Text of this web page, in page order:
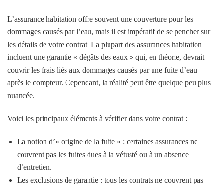
L’assurance habitation offre souvent une couverture pour les
dommages causés par l’eau, mais il est impératif de se pencher sur
les détails de votre contrat. La plupart des assurances habitation
incluent une garantie « dégâts des eaux » qui, en théorie, devrait
couvrir les frais liés aux dommages causés par une fuite d’eau
après le compteur. Cependant, la réalité peut être quelque peu plus
nuancée.
Voici les principaux éléments à vérifier dans votre contrat :
La notion d’« origine de la fuite » : certaines assurances ne
couvrent pas les fuites dues à la vétusté ou à un absence
d’entretien.
Les exclusions de garantie : tous les contrats ne couvrent pas